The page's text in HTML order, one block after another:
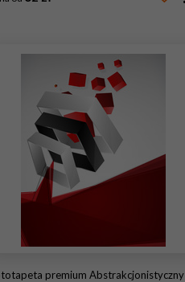
premium Abstrakcjonistyczny Geometryczny 3D tło